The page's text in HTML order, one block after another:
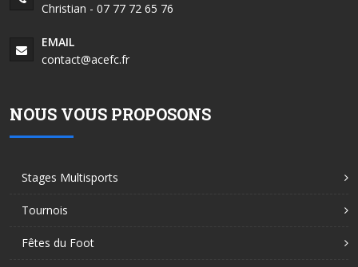
Christian - 07 77 72 65 76
EMAIL
contact@acefc.fr
NOUS VOUS PROPOSONS
Stages Multisports
Tournois
Fêtes du Foot